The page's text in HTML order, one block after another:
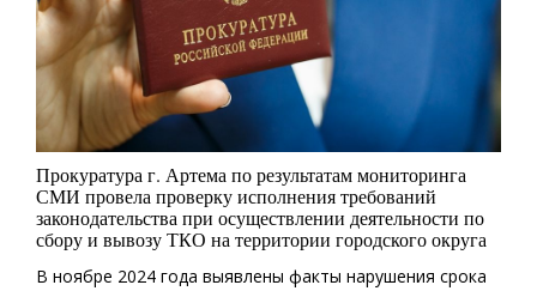
Прокуратура г. Артема по результатам мониторинга
СМИ провела проверку исполнения требований
законодательства при осуществлении деятельности по
сбору и вывозу ТКО на территории городского округа
В ноябре 2024 года выявлены факты нарушения срока